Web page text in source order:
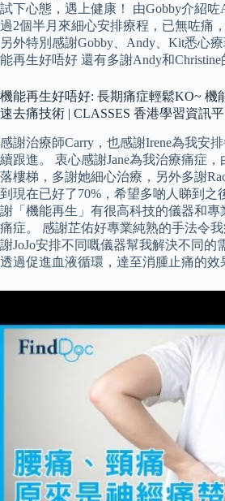
試下心態，遇上健康！ 由Gobby介紹
過2個半月來細心安排療程，已無咗痛
另外特別感謝Gobby、Andy、Kit悉心
能再生好唔好 還有多謝Andy和Christine
機能再生好唔好: 長期痛症輕鬆KO~ 機
速去痛技術 | CLASSES 香港學習資訊
感謝治療師Carry，也感謝Irene為我安
續跟進。 衷心感謝Jane為我治療痛症
落樓梯，多謝她細心治療，另外多謝
到現在已好了70%，希望多啲人睇到之
謝「機能再生」有很高科技的儀器和
痛症。 感謝芷佑好專業純熟的手法令
謝JoJo安排不同嘅儀器幫我解決不同的
透過促進血液循環，達至消腫止痛的效